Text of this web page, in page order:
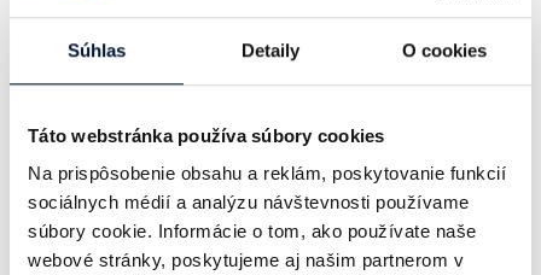
Súhlas Detaily O cookies
Táto webstránka používa súbory cookies
Na prispôsobenie obsahu a reklám, poskytovanie funkcií
sociálnych médií a analýzu návštevnosti používame
súbory cookie. Informácie o tom, ako používate naše
webové stránky, poskytujeme aj našim partnerom v
Aké sú termíny a poplatky?
Prihlasovanie je otvorené, prihláste vašu prácudo 9.
IAB a ADMA: 169 EUR, nečlenovia 189 €.
Od 10. februára do uzávierky prihlášok, 5. marca, platia
ceny :členovia IAB a ADMA 189 EUR, nečlenovia 219 €.